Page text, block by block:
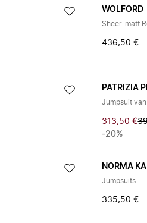
WOLFORD
Sheer-matt
436,50 €
PATRIZIA
Jumpsuit
313,50 €
-20%
NORMA
Jumpsuits
335,50 €